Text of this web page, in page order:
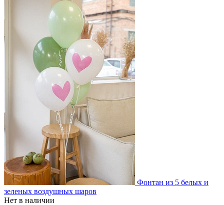
Фонтан из 5 белых и
зеленых воздушных шаров
Нет в наличии